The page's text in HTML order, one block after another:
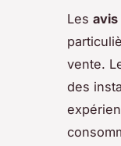
Les avis
vente.
des